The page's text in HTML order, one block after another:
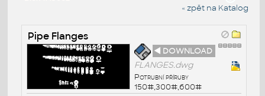
« zpět na Katalog
Pipe Flanges
◄ DOWNLOAD
FLANGES.dwg
Potrubní příruby
150#,300#,600#